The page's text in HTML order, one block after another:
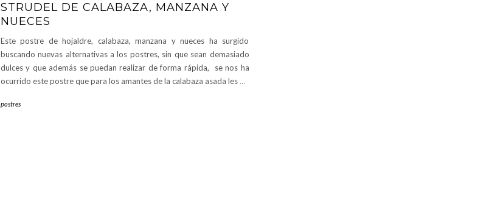
STRUDEL DE CALABAZA, MANZANA Y
NUECES
Este postre de hojaldre, calabaza, manzana y nueces ha surgido
buscando nuevas alternativas a los postres, sin que sean demasiado
dulces y que además se puedan realizar de forma rápida, se nos ha
ocurrido este postre que para los amantes de la calabaza asada les …
postres